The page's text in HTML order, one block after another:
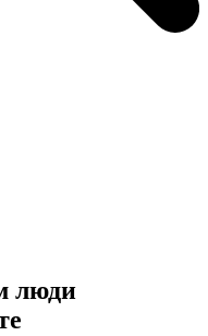
люди